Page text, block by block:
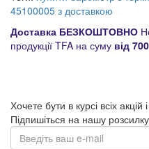
45100005 з доставкою
Доставка БЕЗКОШТОВНО
продукції TFA на суму від
Хочете бути в курсі всіх акцій
Підпишіться на нашу розсилку